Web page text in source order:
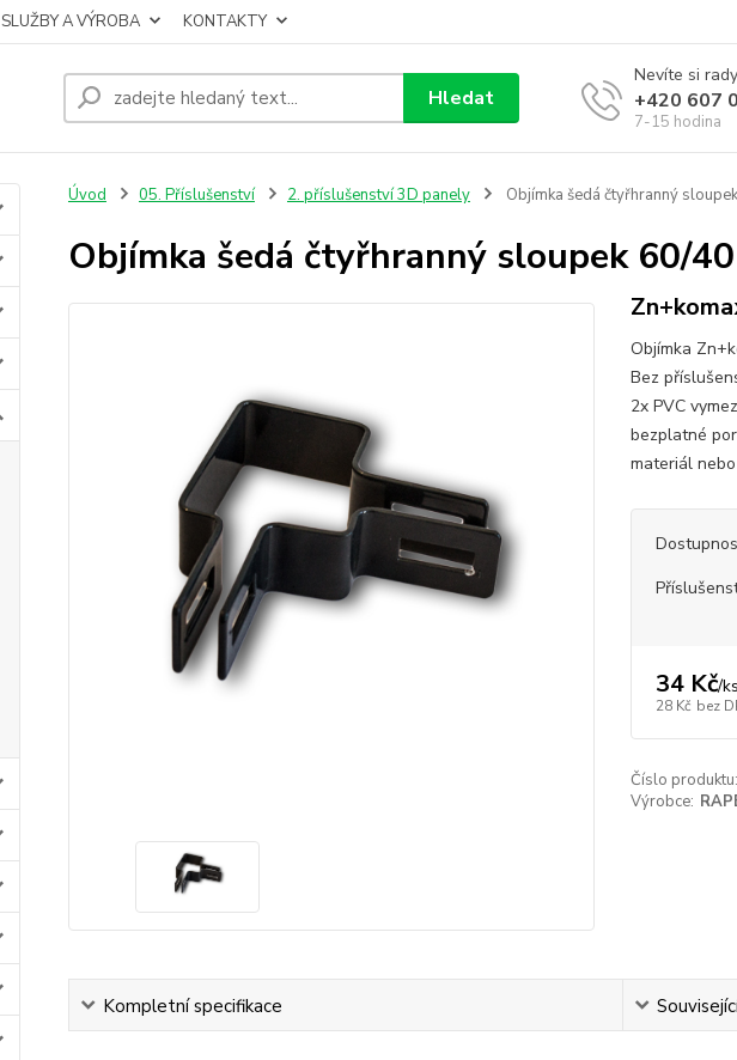
SLUŽBY A VÝROBA KONTAKTY
Hledat
Nevíte si
+420 607
7-15 hodina
Úvod 05. Příslušenství 2. příslušenství 3D panely Objímka šedá čtyřhranný
Objímka šedá čtyřhranný sloupek 60/
Objímka
Bez
2x PVC
bezplatné
materiál
34 Kč/ks
28 Kč bez
Číslo produktu:
Výrobce:
Kompletní specifikace